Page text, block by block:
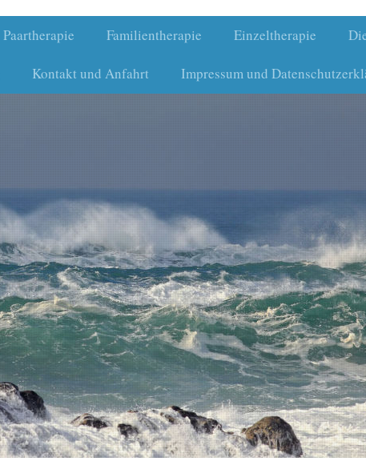
Paartherapie Familientherapie Einzeltherapie
Kontakt und Anfahrt Impressum und